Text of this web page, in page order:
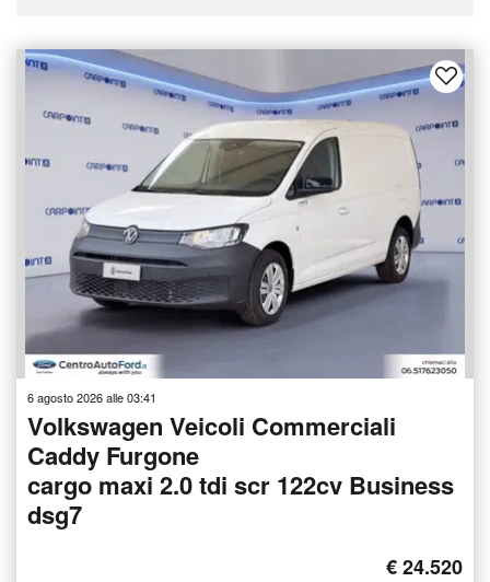
6 agosto 2026 alle 03:41
Volkswagen Veicoli Commerciali
Caddy Furgone
cargo maxi 2.0 tdi scr 122cv Business
dsg7
€ 24.520